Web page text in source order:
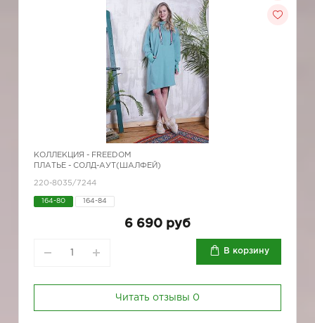
КОЛЛЕКЦИЯ - FREEDOM
ПЛАТЬЕ - СОЛД-АУТ(ШАЛФЕЙ)
220-8035/7244
164-80 164-84
6 690 руб
В корзину
Читать отзывы 0